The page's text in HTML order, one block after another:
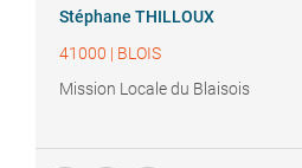
Stéphane THILLOUX
41000 | BLOIS
Mission Locale du Blaisois